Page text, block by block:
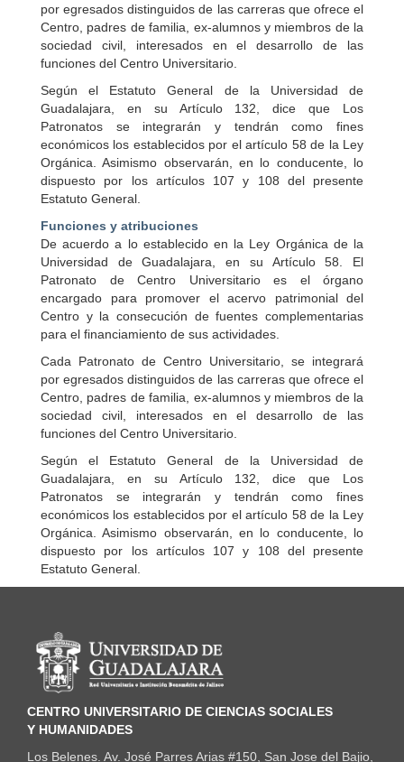
por egresados distinguidos de las carreras que ofrece el
Centro, padres de familia, ex-alumnos y miembros de la
sociedad civil, interesados en el desarrollo de las
funciones del Centro Universitario.
Según el Estatuto General de la Universidad de
Guadalajara, en su Artículo 132, dice que Los
Patronatos se integrarán y tendrán como fines
económicos los establecidos por el artículo 58 de la Ley
Orgánica. Asimismo observarán, en lo conducente, lo
dispuesto por los artículos 107 y 108 del presente
Estatuto General.
Funciones y atribuciones
De acuerdo a lo establecido en la Ley Orgánica de la
Universidad de Guadalajara, en su Artículo 58. El
Patronato de Centro Universitario es el órgano
encargado para promover el acervo patrimonial del
Centro y la consecución de fuentes complementarias
para el financiamiento de sus actividades.
Cada Patronato de Centro Universitario, se integrará
por egresados distinguidos de las carreras que ofrece el
Centro, padres de familia, ex-alumnos y miembros de la
sociedad civil, interesados en el desarrollo de las
funciones del Centro Universitario.
Según el Estatuto General de la Universidad de
Guadalajara, en su Artículo 132, dice que Los
Patronatos se integrarán y tendrán como fines
económicos los establecidos por el artículo 58 de la Ley
Orgánica. Asimismo observarán, en lo conducente, lo
dispuesto por los artículos 107 y 108 del presente
Estatuto General.
Información del portal
CENTRO UNIVERSITARIO DE CIENCIAS SOCIALES
Y HUMANIDADES
Los Belenes. Av. José Parres Arias #150, San Jose del Bajio,